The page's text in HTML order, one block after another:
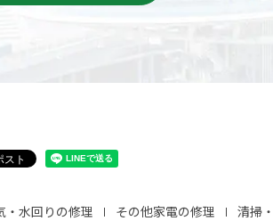
・水回りの修理 その他家電の修理 清掃